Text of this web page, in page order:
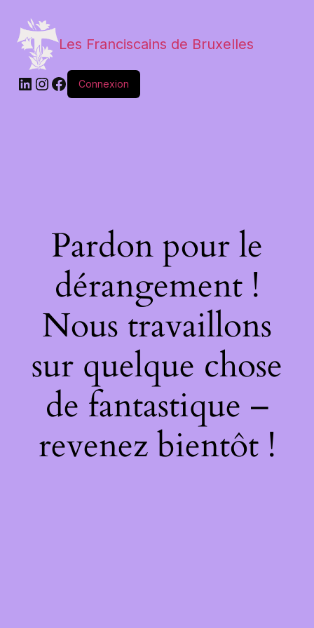
Les Franciscains de Bruxelles
Connexion
Pardon pour le
dérangement !
Nous travaillons
sur quelque chose
de fantastique –
revenez bientôt !